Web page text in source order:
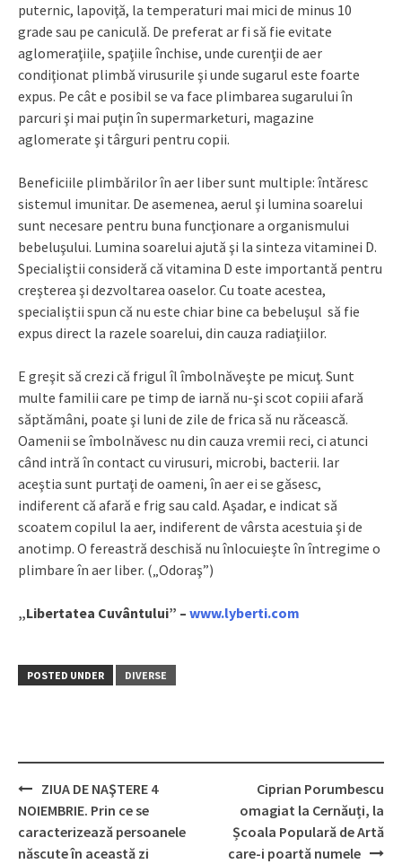
puternic, lapoviţă, la temperaturi mai mici de minus 10
grade sau pe caniculă. De preferat ar fi să fie evitate
aglomeraţiile, spaţiile închise, unde curenţii de aer
condiţionat plimbă virusurile şi unde sugarul este foarte
expus. Pe cât e posibil se va face plimbarea sugarului în
parcuri şi mai puţin în supermarketuri, magazine
aglomerate şi târguri pentru copii.
Beneficiile plimbărilor în aer liber sunt multiple: întăresc
sistemul imunitar. De asemenea, aerul şi lumina soarelui
sunt necesare pentru buna funcţionare a organismului
bebeluşului. Lumina soarelui ajută şi la sinteza vitaminei D.
Specialiştii consideră că vitamina D este importantă pentru
creşterea şi dezvoltarea oaselor. Cu toate acestea,
specialiştii spun că nu este chiar bine ca bebeluşul să fie
expus direct la razele soarelui, din cauza radiaţiilor.
E greşit să crezi că frigul îl îmbolnăveşte pe micuţ. Sunt
multe familii care pe timp de iarnă nu-şi scot copiii afară
săptămâni, poate şi luni de zile de frica să nu răcească.
Oamenii se îmbolnăvesc nu din cauza vremii reci, ci atunci
când intră în contact cu virusuri, microbi, bacterii. Iar
aceştia sunt purtaţi de oameni, în aer ei se găsesc,
indiferent că afară e frig sau cald. Aşadar, e indicat să
scoatem copilul la aer, indiferent de vârsta acestuia şi de
anotimp. O fereastră deschisă nu înlocuieşte în întregime o
plimbare în aer liber. („Odoraş”)
„Libertatea Cuvântului” – www.lyberti.com
POSTED UNDER DIVERSE
Post
navigation
ZIUA DE NAŞTERE 4
NOIEMBRIE. Prin ce se
caracterizează persoanele
născute în această zi
Ciprian Porumbescu
omagiat la Cernăuți, la
Școala Populară de Artă
care-i poartă numele